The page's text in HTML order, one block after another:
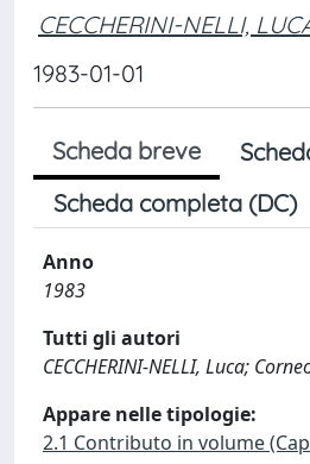
CECCHERINI-NELLI,
1983-01-01
Scheda breve
Scheda completa (DC)
Anno
1983
Tutti gli autori
CECCHERINI-NELLI, Luca;
Appare nelle tipologie:
2.1 Contributo in volume